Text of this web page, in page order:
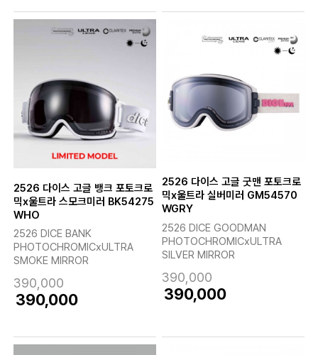
2526 다이스 고글 뱅크 포토크로
믹x울트라 스모크미러 BK54275
WHO
2526 DICE BANK
PHOTOCHROMICxULTRA
SMOKE MIRROR
390,000
390,000
2526 다이스 고글 굿맨 포토크로
믹x울트라 실버미러 GM54570
WGRY
2526 DICE GOODMAN
PHOTOCHROMICxULTRA
SILVER MIRROR
390,000
390,000